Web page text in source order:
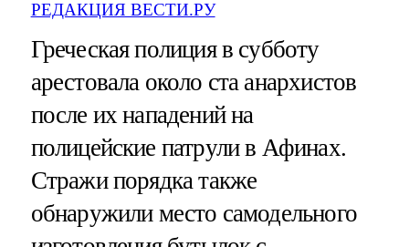
РЕДАКЦИЯ ВЕСТИ.РУ
Греческая полиция в субботу
арестовала около ста анархистов
после их нападений на
полицейские патрули в Афинах.
Стражи порядка также
обнаружили место самодельного